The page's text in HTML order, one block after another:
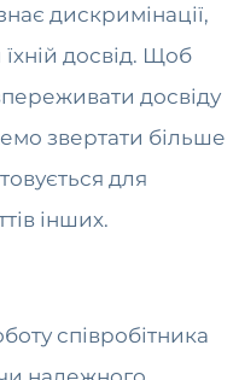
дискримінації,
досвід. Щоб
досвіду
звертати більше
для
інших.
співробітника